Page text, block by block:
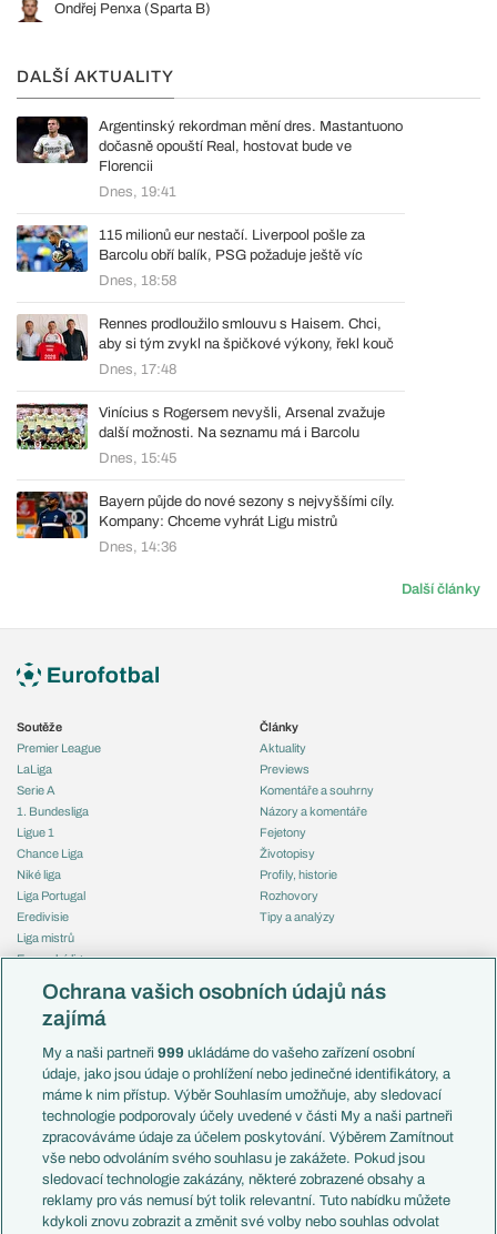
Ondřej Penxa (Sparta B)
DALŠÍ AKTUALITY
Argentinský rekordman mění dres. Mastantuono
dočasně opouští Real, hostovat bude ve
Florencii
Dnes, 19:41
115 milionů eur nestačí. Liverpool pošle za
Barcolu obří balík, PSG požaduje ještě víc
Dnes, 18:58
Rennes prodloužilo smlouvu s Haisem. Chci,
aby si tým zvykl na špičkové výkony, řekl kouč
Dnes, 17:48
Vinícius s Rogersem nevyšli, Arsenal zvažuje
další možnosti. Na seznamu má i Barcolu
Dnes, 15:45
Bayern půjde do nové sezony s nejvyššími cíly.
Kompany: Chceme vyhrát Ligu mistrů
Dnes, 14:36
Další články
Soutěže
Premier League
LaLiga
Serie A
1. Bundesliga
Ligue 1
Chance Liga
Niké liga
Liga Portugal
Eredivisie
Liga mistrů
Evropská liga
Mistrovství světa
Liga národů
Témata
Představení týmů MS
EuroSkauting
PL v kostce
Evropské koeficienty
Přestupy
Přestupové spekulace
Zranění
Články
Aktuality
Previews
Komentáře a souhrny
Názory a komentáře
Fejetony
Životopisy
Profily, historie
Rozhovory
Tipy a analýzy
Česko
Francie
Itálie
Německo
Španělsko
Argentina
Brazílie
Přestupy
Zápasy
Ochrana vašich osobních údajů nás
zajímá
My a naši partneři999 ukládáme do vašeho zařízení osobní
údaje, jako jsou údaje o prohlížení nebo jedinečné identifikátory, a
máme k nim přístup. Výběr Souhlasím umožňuje, aby sledovací
technologie podporovaly účely uvedené v části My a naši partneři
zpracováváme údaje za účelem poskytování. Výběrem Zamítnout
vše nebo odvoláním svého souhlasu je zakážete. Pokud jsou
sledovací technologie zakázány, některé zobrazené obsahy a
reklamy pro vás nemusí být tolik relevantní. Tuto nabídku můžete
kdykoli znovu zobrazit a změnit své volby nebo souhlas odvolat